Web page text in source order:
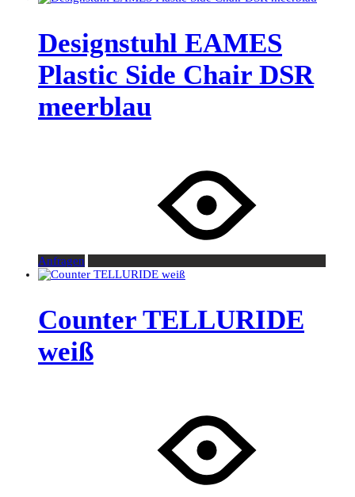
Designstuhl EAMES
Plastic Side Chair DSR
meerblau
Anfragen
Counter TELLURIDE
weiß